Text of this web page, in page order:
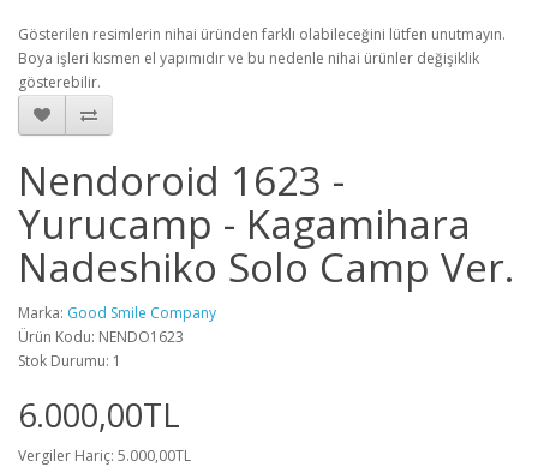
Gösterilen resimlerin nihai üründen farklı olabileceğini lütfen unutmayın.
Boya işleri kısmen el yapımıdır ve bu nedenle nihai ürünler değişiklik
gösterebilir.
Nendoroid 1623 -
Yurucamp - Kagamihara
Nadeshiko Solo Camp Ver.
Marka: Good Smile Company
Ürün Kodu: NENDO1623
Stok Durumu: 1
6.000,00TL
Vergiler Hariç: 5.000,00TL